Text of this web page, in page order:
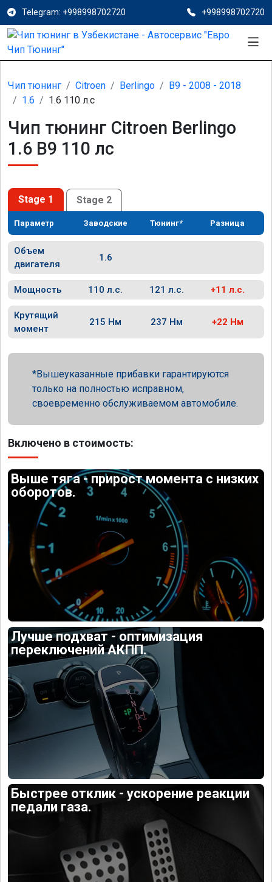
Telegram: +998998702720 +998998702720
Чип тюнинг Citroen Berlingo
B9 - 2008 - 2018
1.6
1.6 110 л.с
Чип тюнинг Citroen Berlingo
1.6 B9 110 лс
Stage 1 Stage 2
Параметр Заводские Тюнинг* Разница
Объем
двигателя
1.6
Мощность 110 л.с. 121 л.с. +11 л.с.
Крутящий
момент
215 Нм 237 Нм +22 Нм
Вышеуказанные прибавки гарантируются
только на полностью исправном,
своевременно обслуживаемом автомобиле.
Включено в стоимость:
Выше тяга - прирост момента с низких
оборотов.
Лучше подхват - оптимизация
переключений АКПП.
Быстрее отклик - ускорение реакции
педали газа.